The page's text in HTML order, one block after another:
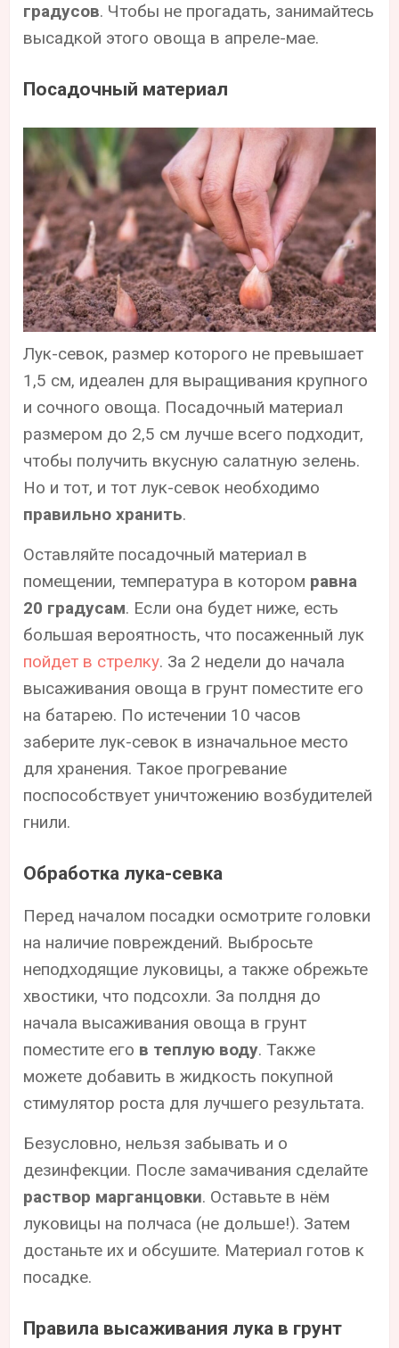
градусов. Чтобы не прогадать, занимайтесь
высадкой этого овоща в апреле-мае.
Посадочный материал
Лук-севок, размер которого не превышает
1,5 см, идеален для выращивания крупного
и сочного овоща. Посадочный материал
размером до 2,5 см лучше всего подходит,
чтобы получить вкусную салатную зелень.
Но и тот, и тот лук-севок необходимо
правильно хранить.
Оставляйте посадочный материал в
помещении, температура в котором равна
20 градусам. Если она будет ниже, есть
большая вероятность, что посаженный лук
пойдет в стрелку. За 2 недели до начала
высаживания овоща в грунт поместите его
на батарею. По истечении 10 часов
заберите лук-севок в изначальное место
для хранения. Такое прогревание
поспособствует уничтожению возбудителей
гнили.
Обработка лука-севка
Перед началом посадки осмотрите головки
на наличие повреждений. Выбросьте
неподходящие луковицы, а также обрежьте
хвостики, что подсохли. За полдня до
начала высаживания овоща в грунт
поместите его в теплую воду. Также
можете добавить в жидкость покупной
стимулятор роста для лучшего результата.
Безусловно, нельзя забывать и о
дезинфекции. После замачивания сделайте
раствор марганцовки. Оставьте в нём
луковицы на полчаса (не дольше!). Затем
достаньте их и обсушите. Материал готов к
посадке.
Правила высаживания лука в грунт